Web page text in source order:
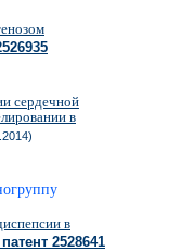
сердечной
в
в
2528641